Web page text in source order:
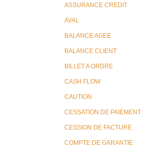
ASSURANCE CREDIT
AVAL
BALANCE AGEE
BALANCE CLIENT
BILLET A ORDRE
CASH FLOW
CAUTION
CESSATION DE PAIEMENT
CESSION DE FACTURE
COMPTE DE GARANTIE